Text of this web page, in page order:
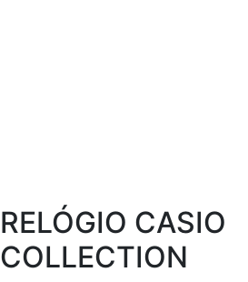
RELÓGIO CASIO
COLLECTION